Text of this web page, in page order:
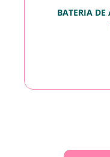
BATERIA DE